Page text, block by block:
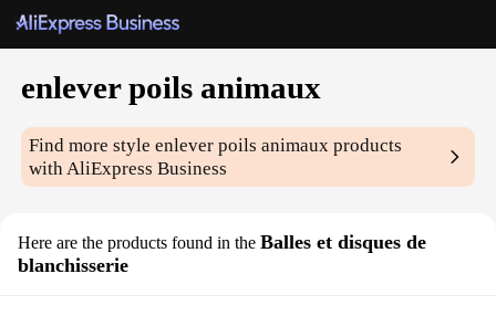
enlever poils animaux
Find more styleenlever poils animaux products
with AliExpress Business
Here are the products found in the Balles et disques de
blanchisserie